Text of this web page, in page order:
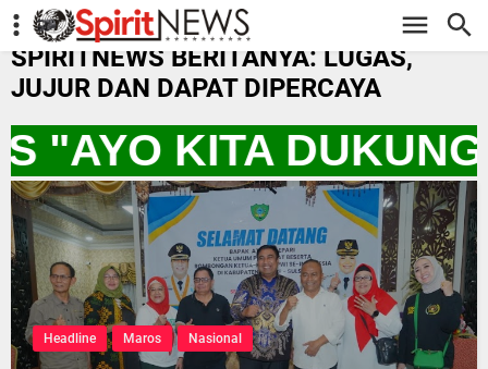
-->
SPIRITNEWS BERITANYA: LUGAS,
JUJUR DAN DAPAT DIPERCAYA
KITA DUKUNG
Headline Maros Nasional